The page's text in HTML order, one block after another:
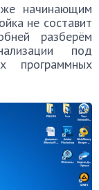
начинающим
не составит
разберём
под
программных